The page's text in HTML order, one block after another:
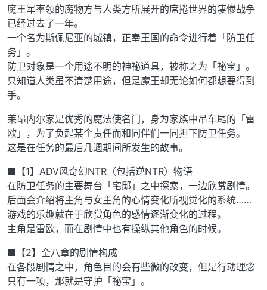
魔王军率领的魔物方与人类方所展开的席捲世界的凄惨战争
已经过去了一年。
一个名为斯佩尼亚的城镇，正奉王国的命令进行着「防卫任
务」。
防卫对象是一个用途不明的神祕道具，被称之为「祕宝」。
只知道人类虽不清楚用途，但是魔王却无论如何都想要得到
手。
莱昂内尔家是优秀的魔法使名门，身为家族中吊车尾的「雷
欧」，为了负起某个责任而和同伴们一同担下防卫任务。
这是在任务的最后几週期间所发生的故事。
■【1】ADV风奇幻NTR（包括逆NTR）物语
在防卫任务的主要舞台「宅邸」之中探索，一边欣赏剧情。
后面会介绍将主角与女主角的心情变化所视觉化的系统……
游戏的乐趣就在于欣赏角色的感情逐渐变化的过程。
主角是雷欧，而在剧情中也有操纵其他角色的时候。
■【2】全八章的剧情构成
在各段剧情之中，角色目的会有些微的改变，但是行动理念
只有一项，那就是守护「祕宝」。